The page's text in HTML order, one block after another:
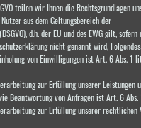
teilen wir Ihnen die Rechtsgrundlagen
aus dem Geltungsbereich der
d.h. der EU und des EWG gilt, sofern
nicht genannt wird, Folgendes:
von Einwilligungen ist Art. 6 Abs. 1
zur Erfüllung unserer Leistungen
Beantwortung von Anfragen ist Art. 6 Abs.
zur Erfüllung unserer